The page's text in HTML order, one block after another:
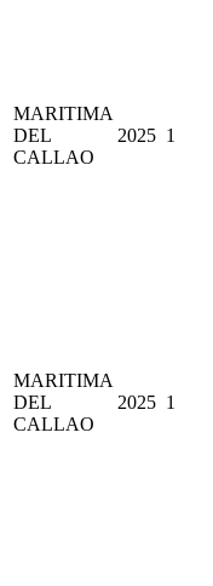
MARITIMA
DEL
CALLAO
2025 1
MARITIMA
DEL
CALLAO
2025 1